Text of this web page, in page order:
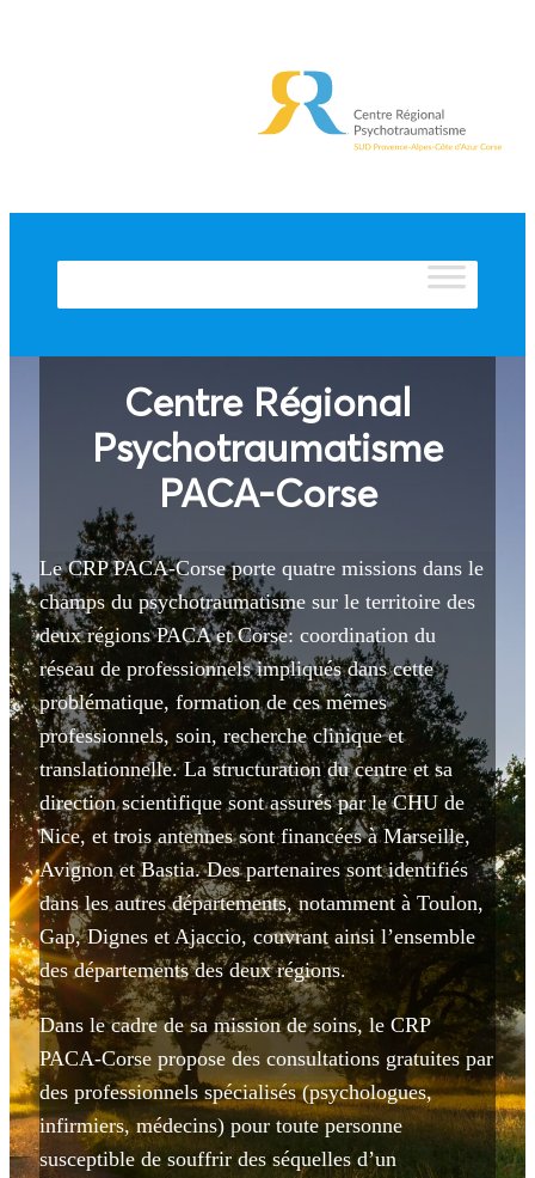
Centre Régional
Psychotraumatisme
PACA-Corse
Le CRP PACA-Corse porte quatre missions dans le
champs du psychotraumatisme sur le territoire des
deux régions PACA et Corse: coordination du
réseau de professionnels impliqués dans cette
problématique, formation de ces mêmes
professionnels, soin, recherche clinique et
translationnelle. La structuration du centre et sa
direction scientifique sont assurés par le CHU de
Nice, et trois antennes sont financées à Marseille,
Avignon et Bastia. Des partenaires sont identifiés
dans les autres départements, notamment à Toulon,
Gap, Dignes et Ajaccio, couvrant ainsi l’ensemble
des départements des deux régions.
Dans le cadre de sa mission de soins, le CRP
PACA-Corse propose des consultations gratuites par
des professionnels spécialisés (psychologues,
infirmiers, médecins) pour toute personne
susceptible de souffrir des séquelles d’un